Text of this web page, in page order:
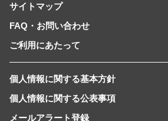
サイトマップ
FAQ・お問い合わせ
ご利用にあたって
個人情報に関する基本方針
個人情報に関する公表事項
メールアラート登録